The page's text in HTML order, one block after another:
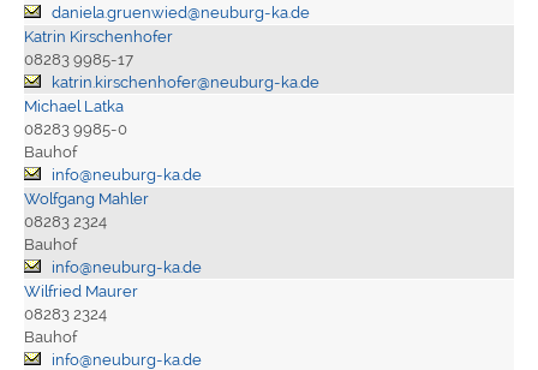
daniela.gruenwied@neuburg-ka.de
Katrin Kirschenhofer
08283 9985-17
katrin.kirschenhofer@neuburg-ka.de
Michael Latka
08283 9985-0
Bauhof
info@neuburg-ka.de
Wolfgang Mahler
08283 2324
Bauhof
info@neuburg-ka.de
Wilfried Maurer
08283 2324
Bauhof
info@neuburg-ka.de